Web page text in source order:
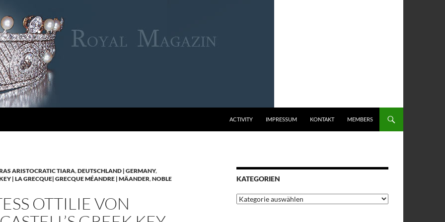
ACTIVITY IMPRESSUM KONTAKT MEMBERS
ARISTOCRATIC TIARA,DEUTSCHLAND | GERMANY,
| LA GRECQUE| GRECQUE MÉANDRE | MÄANDER,NOBLE
OTTILIE VON
KATEGORIEN
Kategorien